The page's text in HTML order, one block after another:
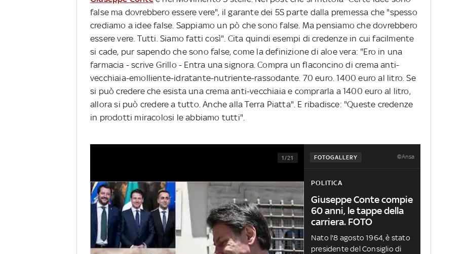
false ma dovrebbero essere vere", il garante dei 5S parte dalla premessa che "spesso
crediamo a idee false. Sappiamo un pò che sono false. Ma pensiamo che dovrebbero
essere vere. Tutti. Siamo fatti così". Cita quindi esempi di credenze in cui facilmente
si cade, pur sapendo che sono false, come la definizione di aloe vera: "Ero in una
farmacia - scrive Grillo - Entra una signora. Compra un flaconcino di crema anti-
vecchiaia-emolliente-idratante-nutriente-rassodante. 70 euro. 1400 euro al litro. Se
si può credere che esista una crema anti-vecchiaia e comprarla a 1400 euro al litro,
allora si può credere a tutto. Anche alla Terra Piatta". E ribadisce: "Queste credenze
in prodotti miracolosi le abbiamo tutti".
FOTOGALLERY ©Ansa
1/21
POLITICA
Giuseppe Conte compie
60 anni, le tappe della
carriera. FOTO
Nato l'8 agosto 1964, è stato
presidente del Consiglio di